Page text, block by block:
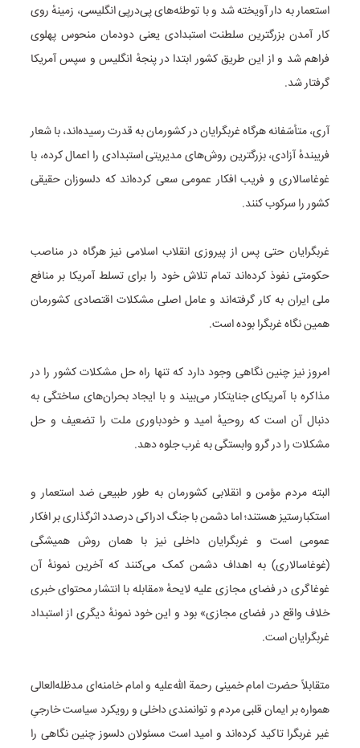
استعمار به دار آویخته شد و با توطئه‌های پی‌درپی انگلیسی، زمینهٔ روی
کار آمدن بزرگترین سلطنت استبدادی یعنی دودمان منحوس پهلوی
فراهم شد و از این طریق کشور ابتدا در پنجهٔ انگلیس و سپس آمریکا
گرفتار شد.
آری، متأسّفانه هرگاه غربگرایان در کشورمان به قدرت رسیده‌اند، با شعار
فریبندهٔ آزادی، بزرگترین روش‌های مدیریتی استبدادی را اعمال کرده، با
غوغاسالاری و فریب افکار عمومی سعی کرده‌اند که دلسوزان حقیقی
کشور را سرکوب کنند.
غربگرایان حتی پس از پیروزی انقلاب اسلامی نیز هرگاه در مناصب
حکومتی نفوذ کرده‌اند تمام تلاش خود را برای تسلط آمریکا بر منافع
ملی ایران به کار گرفته‌اند و عامل اصلی مشکلات اقتصادی کشورمان
همین نگاه غربگرا بوده است.
امروز نیز چنین نگاهی وجود دارد که تنها راه حل مشکلات کشور را در
مذاکره با آمریکای جنایتکار می‌بیند و با ایجاد بحران‌های ساختگی به
دنبال آن است که روحیهٔ امید و خودباوری ملت را تضعیف و حل
مشکلات را در گرو وابستگی به غرب جلوه دهد.
البته مردم مؤمن و انقلابی کشورمان به طور طبیعی ضد استعمار و
استکبارستیز هستند؛ اما دشمن با جنگ ادراکی درصدد اثرگذاری بر افکار
عمومی است و غربگرایان داخلی نیز با همان روش همیشگی
(غوغاسالاری) به اهداف دشمن کمک می‌کنند که آخرین نمونهٔ آن
غوغاگری در فضای مجازی علیه لایحهٔ «مقابله با انتشار محتوای خبری
خلاف واقع در فضای مجازی» بود و این خود نمونهٔ دیگری از استبداد
غربگرایان است.
متقابلاً حضرت امام خمینی رحمة الله‌علیه و امام خامنه‌ای مدظله‌العالی
همواره بر ایمان قلبی مردم و توانمندی داخلی و رویکرد سیاست خارجیِ
غیر غربگرا تاکید کرده‌اند و امید است مسئولان دلسوز چنین نگاهی را